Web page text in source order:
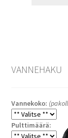
VANNEHAKU
Vannekoko:
Pulttimäärä: